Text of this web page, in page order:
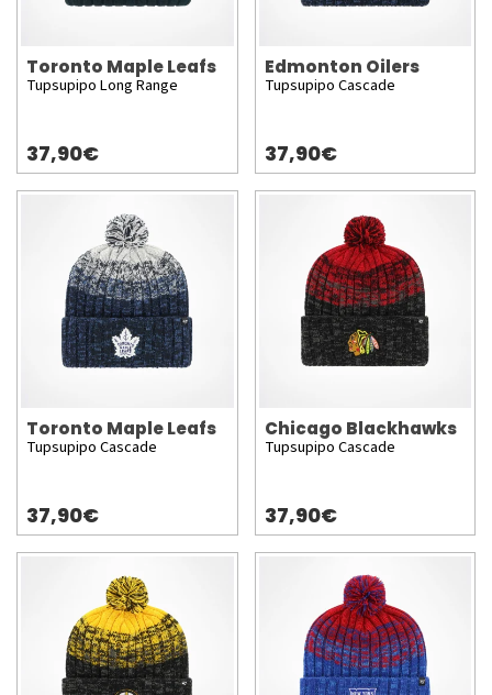
Toronto Maple Leafs
Tupsupipo Long Range
37,90€
Edmonton Oilers
Tupsupipo Cascade
37,90€
Toronto Maple Leafs
Tupsupipo Cascade
37,90€
Chicago Blackhawks
Tupsupipo Cascade
37,90€